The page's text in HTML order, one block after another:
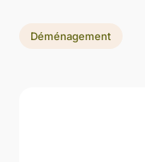
Déménagement